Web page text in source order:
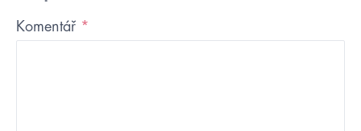
Komentář *